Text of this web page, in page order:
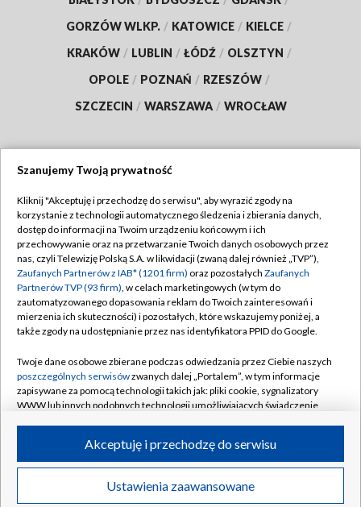
GORZÓW WLKP. / KATOWICE / KIELCE /
KRAKÓW / LUBLIN / ŁÓDŹ / OLSZTYN /
OPOLE / POZNAŃ / RZESZÓW /
SZCZECIN / WARSZAWA / WROCŁAW
TVP
Abonament TVP
Emisja w TVP
Centrum informacji TVP
Naziemna Telewizja Cyfrowa
Rada Programowa
System NOS
Informacje o nadawcy
Program dla prasy
Ogłoszenie przetargowe
Regulamin TVP
Polityka prywatności
Moje zgody
Pomoc
Kontakt
Kanały
©2026 Telewizja Polska S.A. w likwidacji
Szanujemy Twoją prywatność
Kliknij "Akceptuję i przechodzę do serwisu", aby wyrazić zgody na
korzystanie z technologii automatycznego śledzenia i zbierania danych,
dostęp do informacji na Twoim urządzeniu końcowym i ich
przechowywanie oraz na przetwarzanie Twoich danych osobowych przez
nas, czyli Telewizję Polską S.A. w likwidacji (zwaną dalej również „TVP”),
Zaufanych Partnerów z IAB* (1201 firm) oraz pozostałych Zaufanych
Partnerów TVP (93 firm), w celach marketingowych (w tym do
zautomatyzowanego dopasowania reklam do Twoich zainteresowań i
mierzenia ich skuteczności) i pozostałych, które wskazujemy poniżej, a
także zgody na udostępnianie przez nas identyfikatora PPID do Google.
Twoje dane osobowe zbierane podczas odwiedzania przez Ciebie naszych
poszczególnych serwisówzwanych dalej „Portalem”, w tym informacje
zapisywane za pomocą technologii takich jak: pliki cookie, sygnalizatory
WWW lub innych podobnych technologii umożliwiających świadczenie
ruchu w Internecie.
Twoje dane osobowe zbierane podczas odwiedzania przez Ciebie
poszczególnych serwisówna Portalu, takie jak adresy IP, identyfikatory
Ustawienia zaawansowane
Akceptuję i przechodzę do serwisu